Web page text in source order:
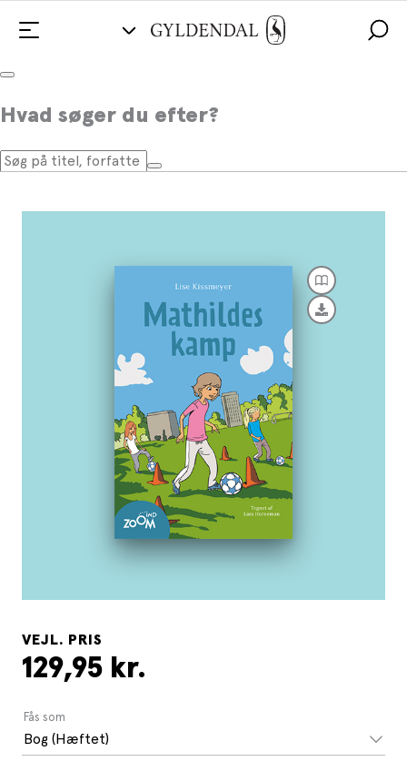
Hvad søger du efter?
Mathildes kamp
VEJL. PRIS
129,95 kr.
Fås som
Bog (Hæftet)